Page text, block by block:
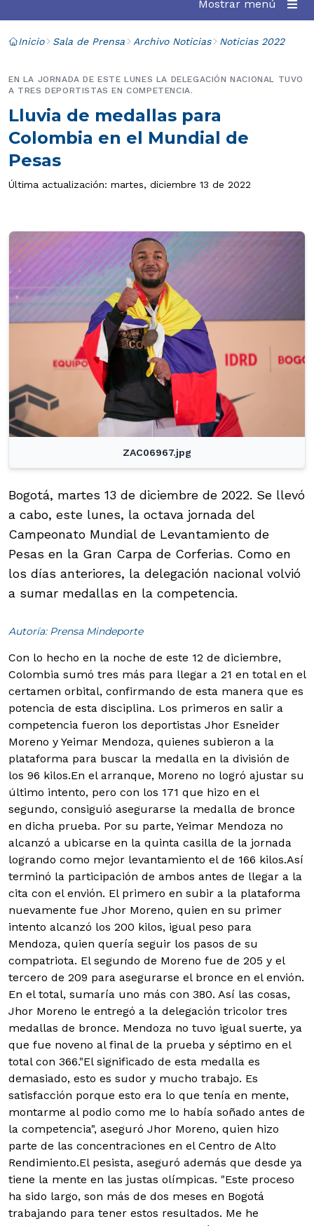
Mostrar menú
Inicio Sala de Prensa Archivo Noticias Noticias 2022
Lluvia de medallas para
Colombia en el Mundial de
Pesas
EN LA JORNADA DE ESTE LUNES LA DELEGACIÓN NACIONAL TUVO
A TRES DEPORTISTAS EN COMPETENCIA.
Última actualización: martes, diciembre 13 de 2022
ZAC06967.jpg
Bogotá, martes 13 de diciembre de 2022. Se llevó
a cabo, este lunes, la octava jornada del
Campeonato Mundial de Levantamiento de
Pesas en la Gran Carpa de Corferias. Como en
los días anteriores, la delegación nacional volvió
a sumar medallas en la competencia.
Autoría: Prensa Mindeporte
Con lo hecho en la noche de este 12 de diciembre,
Colombia sumó tres más para llegar a 21 en total en el
certamen orbital, confirmando de esta manera que es
potencia de esta disciplina. Los primeros en salir a
competencia fueron los deportistas Jhor Esneider
Moreno y Yeimar Mendoza, quienes subieron a la
plataforma para buscar la medalla en la división de
los 96 kilos.En el arranque, Moreno no logró ajustar su
último intento, pero con los 171 que hizo en el
segundo, consiguió asegurarse la medalla de bronce
en dicha prueba. Por su parte, Yeimar Mendoza no
alcanzó a ubicarse en la quinta casilla de la jornada
logrando como mejor levantamiento el de 166 kilos.Así
terminó la participación de ambos antes de llegar a la
cita con el envión. El primero en subir a la plataforma
nuevamente fue Jhor Moreno, quien en su primer
intento alcanzó los 200 kilos, igual peso para
Mendoza, quien quería seguir los pasos de su
compatriota. El segundo de Moreno fue de 205 y el
tercero de 209 para asegurarse el bronce en el envión.
En el total, sumaría uno más con 380. Así las cosas,
Jhor Moreno le entregó a la delegación tricolor tres
medallas de bronce. Mendoza no tuvo igual suerte, ya
que fue noveno al final de la prueba y séptimo en el
total con 366."El significado de esta medalla es
demasiado, esto es sudor y mucho trabajo. Es
satisfacción porque esto era lo que tenía en mente,
montarme al podio como me lo había soñado antes de
la competencia", aseguró Jhor Moreno, quien hizo
parte de las concentraciones en el Centro de Alto
Rendimiento.El pesista, aseguró además que desde ya
tiene la mente en las justas olímpicas. "Este proceso
ha sido largo, son más de dos meses en Bogotá
trabajando para tener estos resultados. Me he